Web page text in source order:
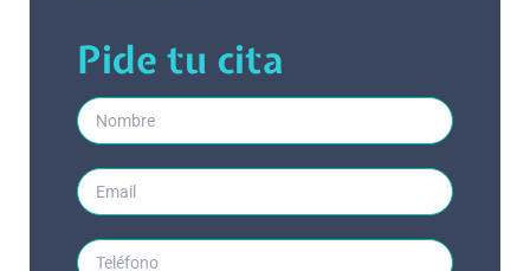
Pide tu cita